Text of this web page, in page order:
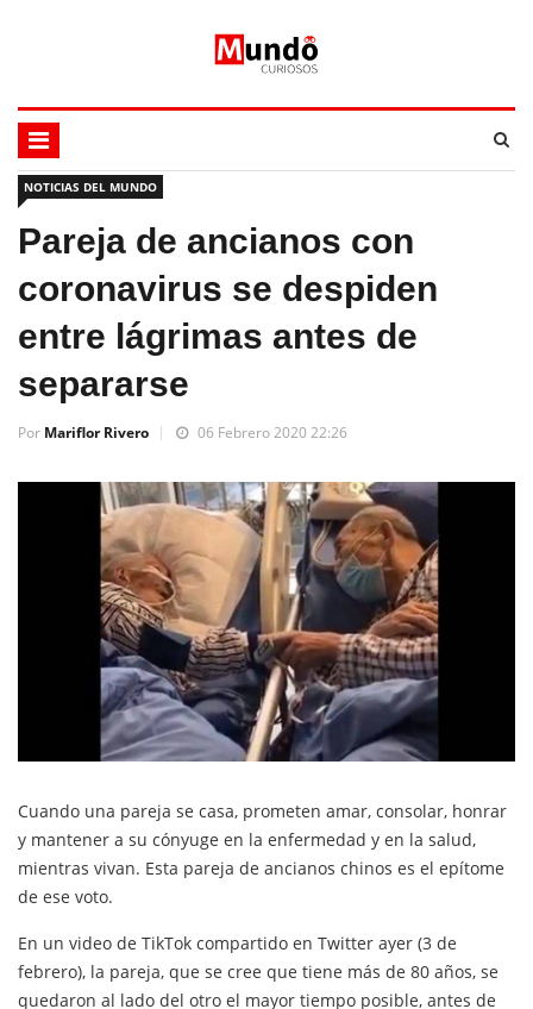
NOTICIAS DEL MUNDO
Pareja de ancianos con
coronavirus se despiden
entre lágrimas antes de
separarse
Por Mariflor Rivero 06 Febrero 2020 22:26
Cuando una pareja se casa, prometen amar, consolar, honrar
y mantener a su cónyuge en la enfermedad y en la salud,
mientras vivan. Esta pareja de ancianos chinos es el epítome
de ese voto.
En un video de TikTok compartido en Twitter ayer (3 de
febrero), la pareja, que se cree que tiene más de 80 años, se
quedaron al lado del otro el mayor tiempo posible, antes de